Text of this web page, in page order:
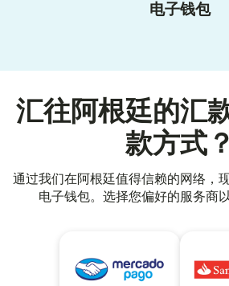
电子钱包
汇往阿根廷的汇
款方式？
通过我们在阿根廷值得信赖的网络，
电子钱包。选择您偏好的服务商